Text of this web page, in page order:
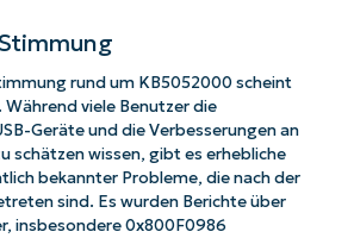
rund um KB5052000 scheint
viele Benutzer die
Geräte und die Verbesserungen an
schätzen wissen, gibt es erhebliche
bekannter Probleme, die nach der
sind. Es wurden Berichte über
insbesondere 0x800F0986